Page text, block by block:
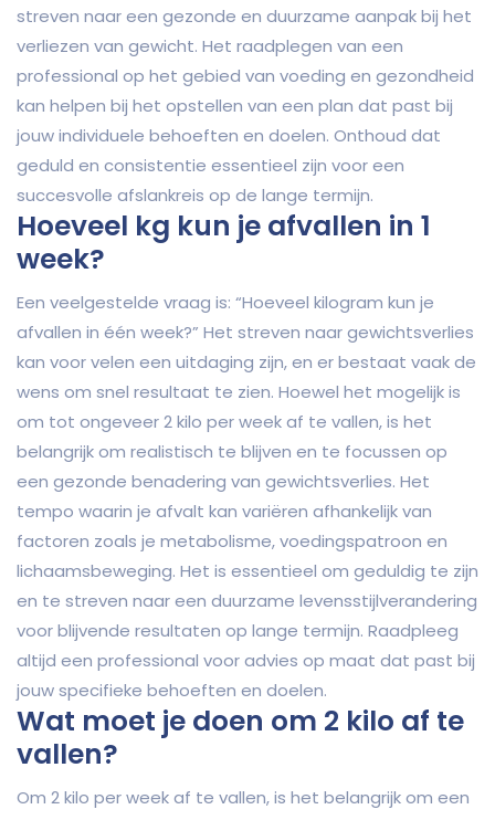
streven naar een gezonde en duurzame aanpak bij het
verliezen van gewicht. Het raadplegen van een
professional op het gebied van voeding en gezondheid
kan helpen bij het opstellen van een plan dat past bij
jouw individuele behoeften en doelen. Onthoud dat
geduld en consistentie essentieel zijn voor een
succesvolle afslankreis op de lange termijn.
Hoeveel kg kun je afvallen in 1
week?
Een veelgestelde vraag is: “Hoeveel kilogram kun je
afvallen in één week?” Het streven naar gewichtsverlies
kan voor velen een uitdaging zijn, en er bestaat vaak de
wens om snel resultaat te zien. Hoewel het mogelijk is
om tot ongeveer 2 kilo per week af te vallen, is het
belangrijk om realistisch te blijven en te focussen op
een gezonde benadering van gewichtsverlies. Het
tempo waarin je afvalt kan variëren afhankelijk van
factoren zoals je metabolisme, voedingspatroon en
lichaamsbeweging. Het is essentieel om geduldig te zijn
en te streven naar een duurzame levensstijlverandering
voor blijvende resultaten op lange termijn. Raadpleeg
altijd een professional voor advies op maat dat past bij
jouw specifieke behoeften en doelen.
Wat moet je doen om 2 kilo af te
vallen?
Om 2 kilo per week af te vallen, is het belangrijk om een